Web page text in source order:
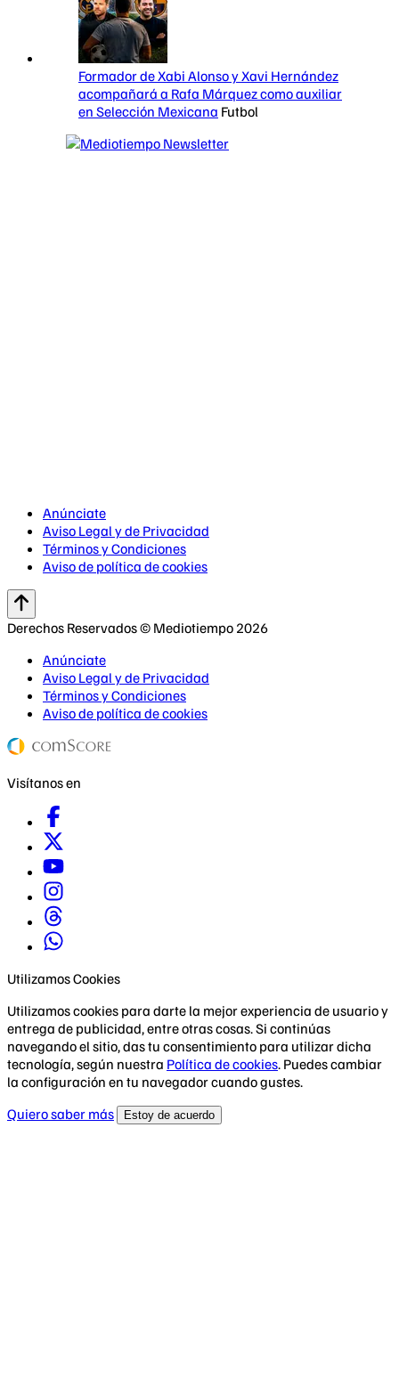
Formador de Xabi Alonso y Xavi Hernández
acompañará a Rafa Márquez como auxiliar
en Selección Mexicana Futbol
Anúnciate
Aviso Legal y de Privacidad
Términos y Condiciones
Aviso de política de cookies
Derechos Reservados © Mediotiempo 2026
Anúnciate
Aviso Legal y de Privacidad
Términos y Condiciones
Aviso de política de cookies
Visítanos en
Utilizamos Cookies
Utilizamos cookies para darte la mejor experiencia de usuario y
entrega de publicidad, entre otras cosas. Si continúas
navegando el sitio, das tu consentimiento para utilizar dicha
tecnología, según nuestra Política de cookies. Puedes cambiar
la configuración en tu navegador cuando gustes.
Quiero saber más
Estoy de acuerdo